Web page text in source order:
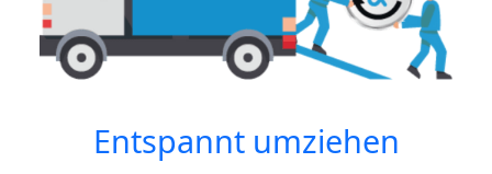
Entspannt umziehen